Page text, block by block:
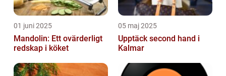
01 juni 2025
Mandolin: Ett ovärderligt
redskap i köket
05 maj 2025
Upptäck second hand i
Kalmar